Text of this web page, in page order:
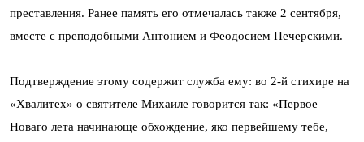
преставления. Ранее память его отмечалась также 2 сентября,
вместе с преподобными Антонием и Феодосием Печерскими.
Подтверждение этому содержит служба ему: во 2-й стихире на
«Хвалитех» о святителе Михаиле говорится так: «Первое
Новаго лета начинающе обхождение, яко первейшему тебе,